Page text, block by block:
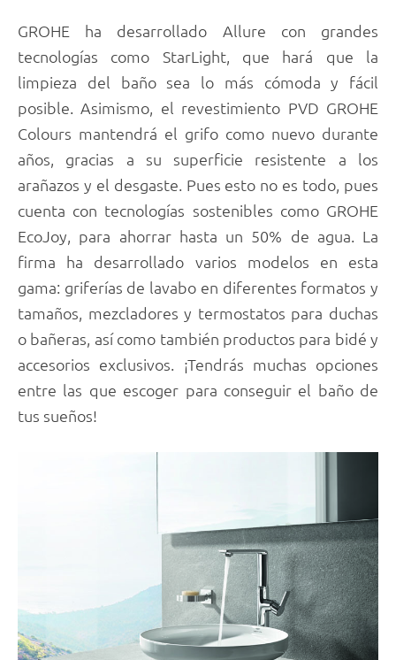
GROHE ha desarrollado Allure con grandes
tecnologías como StarLight, que hará que la
limpieza del baño sea lo más cómoda y fácil
posible. Asimismo, el revestimiento PVD GROHE
Colours mantendrá el grifo como nuevo durante
años, gracias a su superficie resistente a los
arañazos y el desgaste. Pues esto no es todo, pues
cuenta con tecnologías sostenibles como GROHE
EcoJoy, para ahorrar hasta un 50% de agua. La
firma ha desarrollado varios modelos en esta
gama: griferías de lavabo en diferentes formatos y
tamaños, mezcladores y termostatos para duchas
o bañeras, así como también productos para bidé y
accesorios exclusivos. ¡Tendrás muchas opciones
entre las que escoger para conseguir el baño de
tus sueños!